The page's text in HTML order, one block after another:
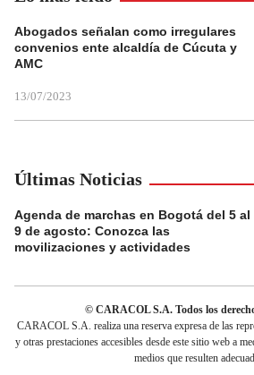
Abogados señalan como irregulares
convenios ente alcaldía de Cúcuta y
AMC
13/07/2023
Últimas Noticias
Agenda de marchas en Bogotá del 5 al
9 de agosto: Conozca las
movilizaciones y actividades
© CARACOL S.A. Todos los
CARACOL S.A. realiza una reserva expresa de las
y otras prestaciones accesibles desde este sitio web a
medios que resulten